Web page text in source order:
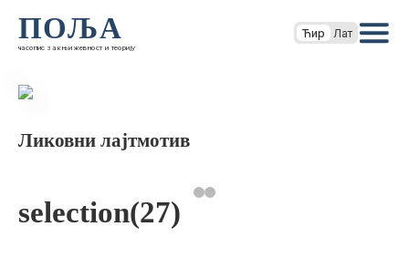
ПОЉА
часопис за књижевност и теорију
Ћир Лат
Ликовни лајтмотив
selection(27)